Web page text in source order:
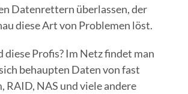
Datenrettern überlassen, der
diese Art von Problemen löst.
diese Profis? Im Netz findet man
behaupten Daten von fast
RAID, NAS und viele andere